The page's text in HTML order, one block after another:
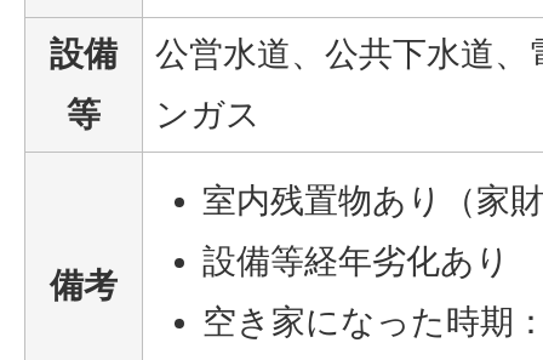
設備
等
公営水道、公共下水道
ンガス
備考
室内残置物あり（家
設備等経年劣化あり
空き家になった時期